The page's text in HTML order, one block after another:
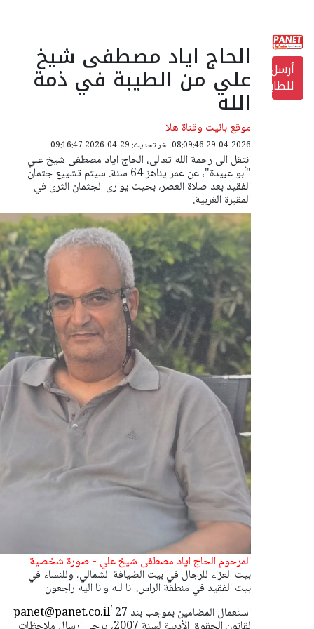
أرسل
للطابعة
الحاج اياد مصطفى شيخ
علي من الطيبة في ذمة
الله
موقع بانيت وقناة هلا
29-04-2026 08:09:46 اخر تحديث: 29-04-2026 09:16:47
انتقل الى رحمة الله تعالى، الحاج اياد مصطفى شيخ علي
"أبو عبيدة"، عن عمر يناهز 64 سنة. سيتم تشييع جثمان
الفقيد بعد صلاة العصر، بحيث يوارى الجثمان الثرى في
المقبرة الغربية.
المرحوم الحاج اياد مصطفى شيخ علي - صورة شخصية
بيت العزاء للرجال في بيت الضيافة الشمالي، وللنساء في
بيت الفقيد في منطقة الراس. انا لله وانا اليه راجعون
panet@panet.co.ilاستعمال المضامين بموجب بند 27 أ